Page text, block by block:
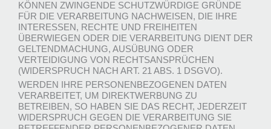
KÖNNEN ZWINGENDE SCHUTZWÜRDIGE GRÜNDE
FÜR DIE VERARBEITUNG NACHWEISEN, DIE IHRE
INTERESSEN, RECHTE UND FREIHEITEN
ÜBERWIEGEN ODER DIE VERARBEITUNG DIENT DER
GELTENDMACHUNG, AUSÜBUNG ODER
VERTEIDIGUNG VON RECHTSANSPRÜCHEN
(WIDERSPRUCH NACH ART. 21 ABS. 1 DSGVO).
WERDEN IHRE PERSONENBEZOGENEN DATEN
VERARBEITET, UM DIREKTWERBUNG ZU
BETREIBEN, SO HABEN SIE DAS RECHT, JEDERZEIT
WIDERSPRUCH GEGEN DIE VERARBEITUNG SIE